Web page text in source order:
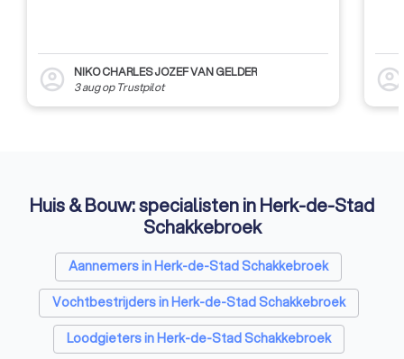
account_circle
NIKO CHARLES JOZEF VAN GELDER
3 augop Trustpilot account_circle
Huis & Bouw: specialisten in Herk-de-Stad
Schakkebroek
Aannemers in Herk-de-Stad Schakkebroek
Vochtbestrijders in Herk-de-Stad Schakkebroek
Loodgieters in Herk-de-Stad Schakkebroek